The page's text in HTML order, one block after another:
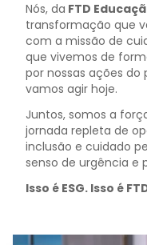
Nós, da FTD
transformação que
com a missão de
que vivemos de
por nossas ações
vamos agir hoje.
Juntos, somos a
jornada repleta de
inclusão e cuidado
senso de urgência e
Isso é ESG. Isso é